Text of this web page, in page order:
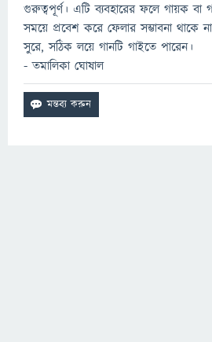
গুরুত্বপূর্ণ। এটি ব্যবহারের ফলে গায়ক বা
সময়ে প্রবেশ করে ফেলার সম্ভাবনা থাকে
সুরে, সঠিক লয়ে গানটি গাইতে পারেন।
- তমালিকা ঘোষাল